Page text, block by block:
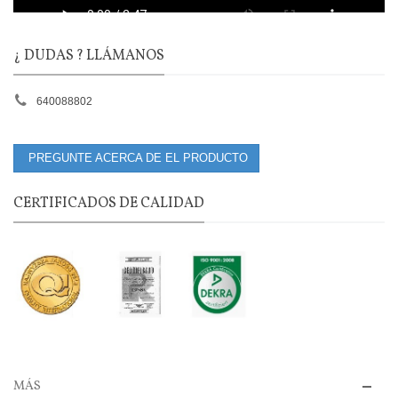
¿ DUDAS ? LLÁMANOS
640088802
PREGUNTE ACERCA DE EL PRODUCTO
CERTIFICADOS DE CALIDAD
MÁS